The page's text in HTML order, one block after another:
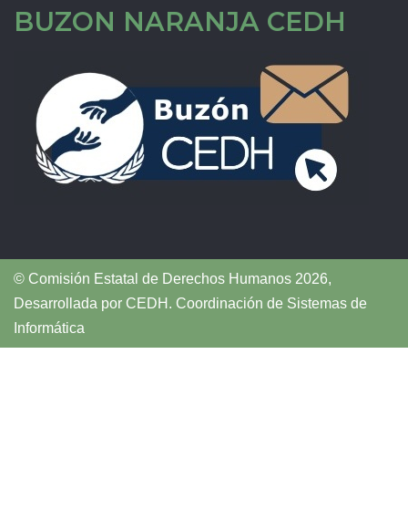
BUZON NARANJA CEDH
© Comisión Estatal de Derechos Humanos 2026,
Desarrollada por CEDH . Coordinación de Sistemas de
Informática